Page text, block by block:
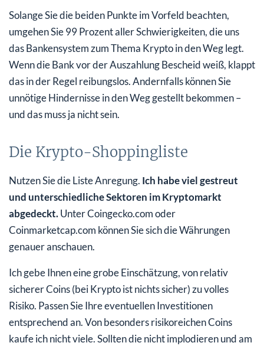
Solange Sie die beiden Punkte im Vorfeld beachten,
umgehen Sie 99 Prozent aller Schwierigkeiten, die uns
das Bankensystem zum Thema Krypto in den Weg legt.
Wenn die Bank vor der Auszahlung Bescheid weiß, klappt
das in der Regel reibungslos. Andernfalls können Sie
unnötige Hindernisse in den Weg gestellt bekommen –
und das muss ja nicht sein.
Die Krypto-Shoppingliste
Nutzen Sie die Liste Anregung. Ich habe viel gestreut
und unterschiedliche Sektoren im Kryptomarkt
abgedeckt.Unter Coingecko.com oder
Coinmarketcap.com können Sie sich die Währungen
genauer anschauen.
Ich gebe Ihnen eine grobe Einschätzung, von relativ
sicherer Coins (bei Krypto ist nichts sicher) zu volles
Risiko. Passen Sie Ihre eventuellen Investitionen
entsprechend an. Von besonders risikoreichen Coins
kaufe ich nicht viele. Sollten die nicht implodieren und am